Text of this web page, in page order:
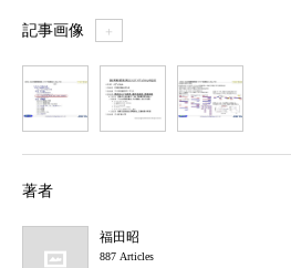
記事画像 ＋
著者
福田昭
887 Articles